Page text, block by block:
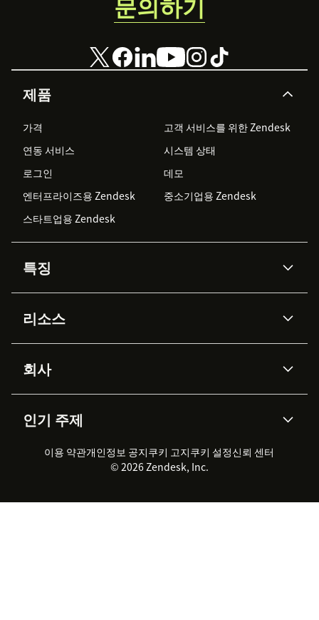
제품
가격
고객 서비스를 위한 Zendesk
연동 서비스
시스템 상태
로그인
데모
엔터프라이즈용 Zendesk
중소기업용 Zendesk
스타트업용 Zendesk
특징
Zendesk AI
Advanced Data Privacy &
Protection
지식창고
워크포스 관리
실시간 채팅
클라이언트 포털
리소스
API & 개발자
AI 리서치
이벤트 & 웨비나
고객 사례
회사
채용 정보
지속 가능성 보고서
Zendesk Foundation
법적 정보
인기 주제
2026 CX 트렌드
제품 업데이트
고객 서비스 소프트웨어
헬프 데스크 통합 티켓 관리 소
이용 약관개인정보 공지쿠키 고지쿠키 설정신뢰 센터
© 2026 Zendesk, Inc.